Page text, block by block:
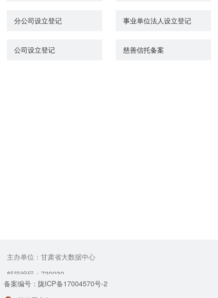
分公司设立登记 事业单位法人设立登记
公司设立登记 慈善信托备案
主办单位：甘肃省大数据中心
邮箱编码：730030
备案编号：陇ICP备17004570号-2